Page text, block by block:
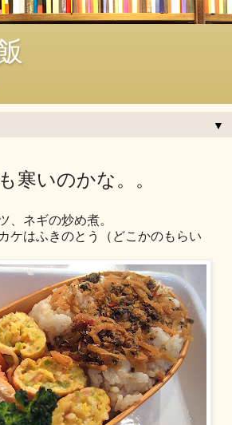
▼
寒いのかな。。
、ネギの炒め煮。
ケはふきのとう（どこかのもらい